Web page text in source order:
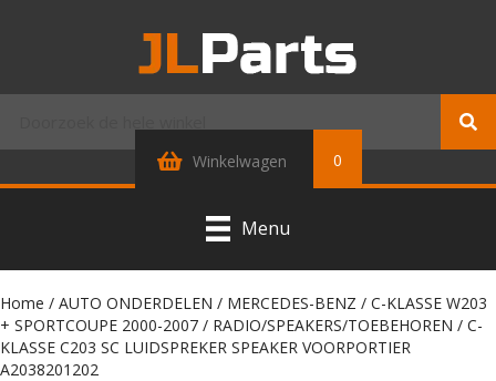
Winkelwagen 0
Menu
Home / AUTO ONDERDELEN / MERCEDES-BENZ / C-KLASSE W203
+ SPORTCOUPE 2000-2007 / RADIO/SPEAKERS/TOEBEHOREN / C-
KLASSE C203 SC LUIDSPREKER SPEAKER VOORPORTIER
A2038201202